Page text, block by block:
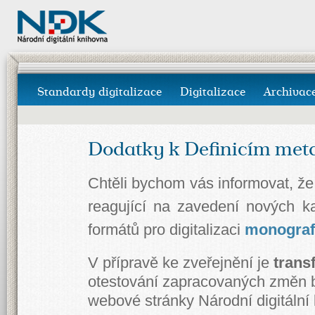
Standardy digitalizace Digitalizace
Dodatky k Definicím
Chtěli bychom vás informovat,
reagující na zavedení nových
formátů pro digitalizaci
V přípravě ke zveřejnění je
otestování zapracovaných
webové stránky Národní digitální